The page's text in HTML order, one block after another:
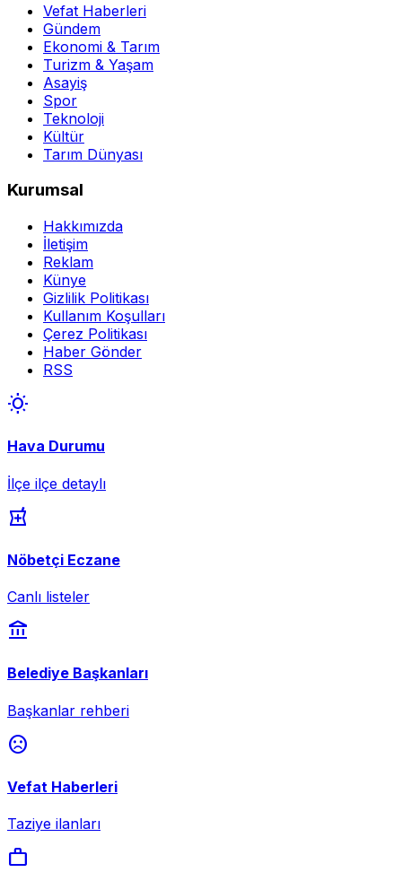
Vefat Haberleri
Gündem
Ekonomi & Tarım
Turizm & Yaşam
Asayiş
Spor
Teknoloji
Kültür
Tarım Dünyası
Kurumsal
Hakkımızda
İletişim
Reklam
Künye
Gizlilik Politikası
Kullanım Koşulları
Çerez Politikası
Haber Gönder
RSS
wb_sunny
Hava Durumu
İlçe ilçe detaylı
local_pharmacy
Nöbetçi Eczane
Canlı listeler
account_balance
Belediye Başkanları
Başkanlar rehberi
sentiment_dissatisfied
Vefat Haberleri
Taziye ilanları
work